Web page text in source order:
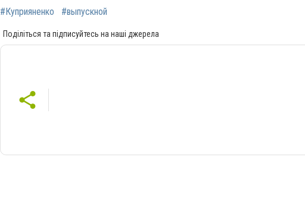
#Куприяненко #выпускной
Поділіться та підписуйтесь на наші джерела